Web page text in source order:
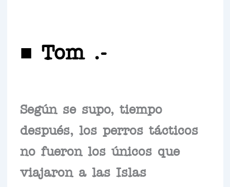
■ Tom .-
Según se supo, tiempo
después, los perros tácticos
no fueron los únicos que
viajaron a las Islas